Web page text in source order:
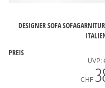
DESIGNER SOFA
PREIS
UVP:
CHF